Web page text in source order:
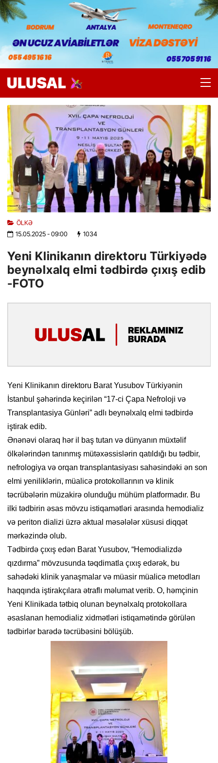
ÖLKƏ
15.05.2025- 09:00 1034
Yeni Klinikanın direktoru Türkiyədə
beynəlxalq elmi tədbirdə çıxış edib
-FOTO
Yeni Klinikanın direktoru Barat Yusubov Türkiyənin
İstanbul şəhərində keçirilən “17-ci Çapa Nefroloji və
Transplantasiya Günləri” adlı beynəlxalq elmi tədbirdə
iştirak edib.
Ənənəvi olaraq hər il baş tutan və dünyanın müxtəlif
ölkələrindən tanınmış mütəxəssislərin qatıldığı bu tədbir,
nefrologiya və orqan transplantasiyası sahəsindəki ən son
elmi yeniliklərin, müalicə protokollarının və klinik
təcrübələrin müzakirə olunduğu mühüm platformadır. Bu
ilki tədbirin əsas mövzu istiqamətləri arasında hemodializ
və periton dializi üzrə aktual məsələlər xüsusi diqqət
mərkəzində olub.
Tədbirdə çıxış edən Barat Yusubov, “Hemodializdə
qızdırma” mövzusunda təqdimatla çıxış edərək, bu
sahədəki klinik yanaşmalar və müasir müalicə metodları
haqqında iştirakçılara ətraflı məlumat verib. O, həmçinin
Yeni Klinikada tətbiq olunan beynəlxalq protokollara
əsaslanan hemodializ xidmətləri istiqamətində görülən
tədbirlər barədə təcrübəsini bölüşüb.